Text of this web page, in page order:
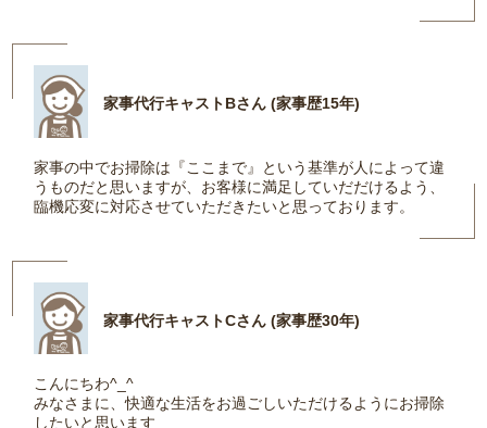
家事代行キャストBさん (家事歴15年)
家事の中でお掃除は『ここまで』という基準が人によって違
うものだと思いますが、お客様に満足していだだけるよう、
臨機応変に対応させていただきたいと思っております。
家事代行キャストCさん (家事歴30年)
こんにちわ^_^
みなさまに、快適な生活をお過ごしいただけるようにお掃除
したいと思います